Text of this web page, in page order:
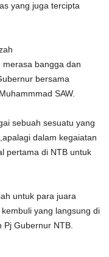
yang juga tercipta
bangga dan
bersama
SAW.
sebuah sesuatu yang
dalam kegaiatan
pertama di NTB untuk
untuk para juara
yang langsung di
Pj Gubernur NTB.